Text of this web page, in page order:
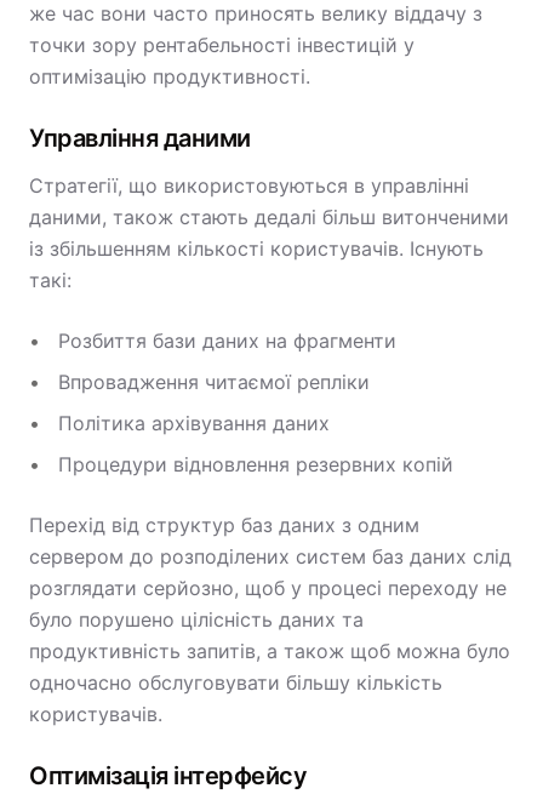
же час вони часто приносять велику віддачу з
точки зору рентабельності інвестицій у
оптимізацію продуктивності.
Управління даними
Стратегії, що використовуються в управлінні
даними, також стають дедалі більш витонченими
із збільшенням кількості користувачів. Існують
такі:
Розбиття бази даних на фрагменти
Впровадження читаємої репліки
Політика архівування даних
Процедури відновлення резервних копій
Перехід від структур баз даних з одним
сервером до розподілених систем баз даних слід
розглядати серйозно, щоб у процесі переходу не
було порушено цілісність даних та
продуктивність запитів, а також щоб можна було
одночасно обслуговувати більшу кількість
користувачів.
Оптимізація інтерфейсу